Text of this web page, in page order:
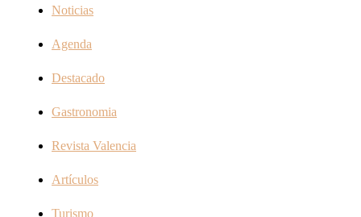
Noticias
Agenda
Destacado
Gastronomia
Revista Valencia
Artículos
Turismo